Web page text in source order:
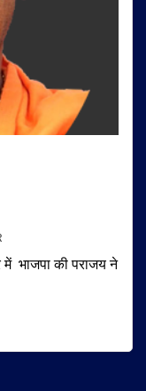
भाजपा की पराजय ने